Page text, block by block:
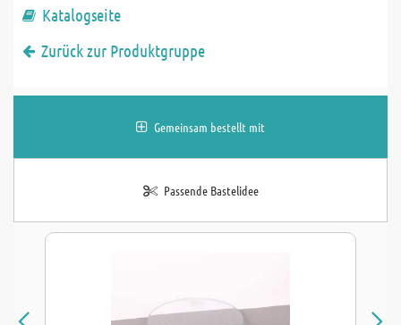
Katalogseite
Zurück zur Produktgruppe
Gemeinsam bestellt mit
Passende Bastelidee